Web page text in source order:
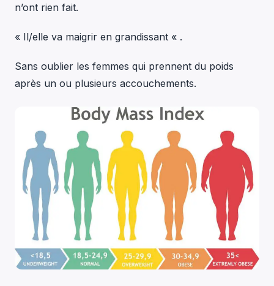
n’ont rien fait.
« Il/elle va maigrir en grandissant « .
Sans oublier les femmes qui prennent du poids
après un ou plusieurs accouchements.